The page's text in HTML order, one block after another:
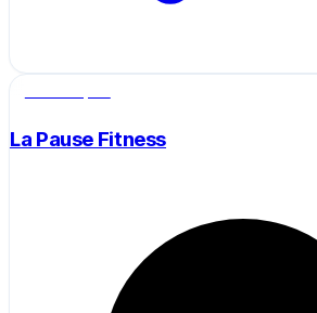
La Pause Fitness